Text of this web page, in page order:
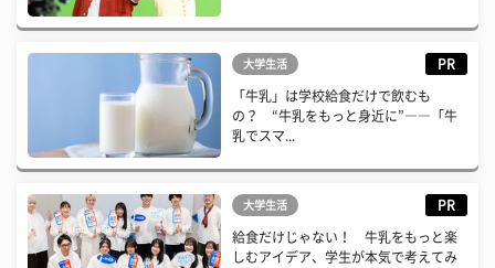
大学生活 PR
「牛乳」は学校給食だけで飲むも
の？ “牛乳をもっと身近に”――「牛
乳でスマ...
大学生活 PR
給食だけじゃない！ 牛乳をもっと楽
しむアイデア、学生が本気で考えてみ